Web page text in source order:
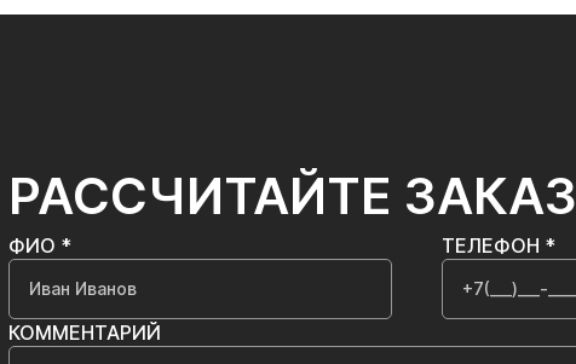
РАССЧИТАЙТЕ ЗАКАЗ
ФИО * ТЕЛЕФОН *
КОММЕНТАРИЙ